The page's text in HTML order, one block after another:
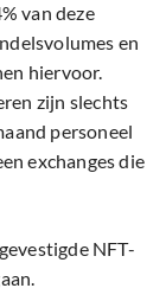
van deze
en
hiervoor.
zijn slechts
personeel
exchanges die
NFT-